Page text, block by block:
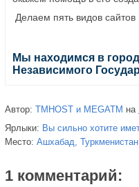
Делаем пять видов сайтов
Мы находимся в
Независимого
Автор: TMHOST и MEGATM на
Ярлыки: Вы сильно хотите
Место: Ашхабад, Туркменистан
1 комментарий: